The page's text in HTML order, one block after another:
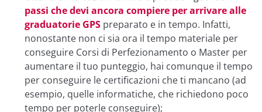
passi che devi ancora compiere per arrivare alle
graduatorie GPS preparato e in tempo. Infatti,
nonostante non ci sia ora il tempo materiale per
conseguire Corsi di Perfezionamento o Master per
aumentare il tuo punteggio, hai comunque il tempo
per conseguire le certificazioni che ti mancano (ad
esempio, quelle informatiche, che richiedono poco
tempo per poterle conseguire);